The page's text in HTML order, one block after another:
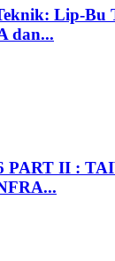
Lip-Bu
dan...
PART II :